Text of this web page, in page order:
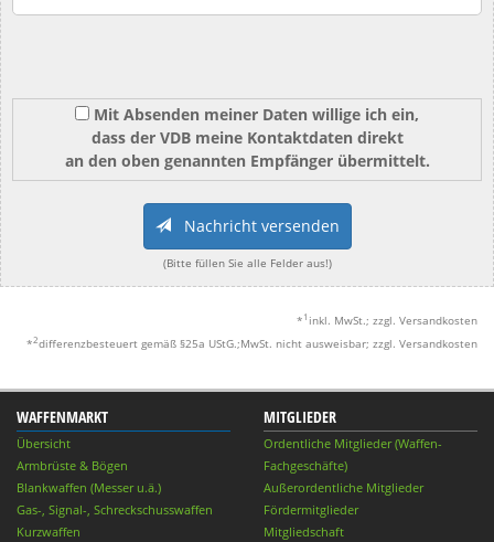
Mit Absenden meiner Daten willige ich ein,
dass der VDB meine Kontaktdaten direkt
an den oben genannten Empfänger übermittelt.
Nachricht versenden
(Bitte füllen Sie alle Felder aus!)
* 1 inkl. MwSt.; zzgl. Versandkosten
*2differenzbesteuert gemäß §25a UStG.;MwSt. nicht ausweisbar; zzgl. Versandkosten
WAFFENMARKT
Übersicht
Armbrüste & Bögen
Blankwaffen (Messer u.ä.)
Gas-, Signal-, Schreckschusswaffen
Kurzwaffen
MITGLIEDER
Ordentliche Mitglieder (Waffen-
Fachgeschäfte)
Außerordentliche Mitglieder
Fördermitglieder
Mitgliedschaft